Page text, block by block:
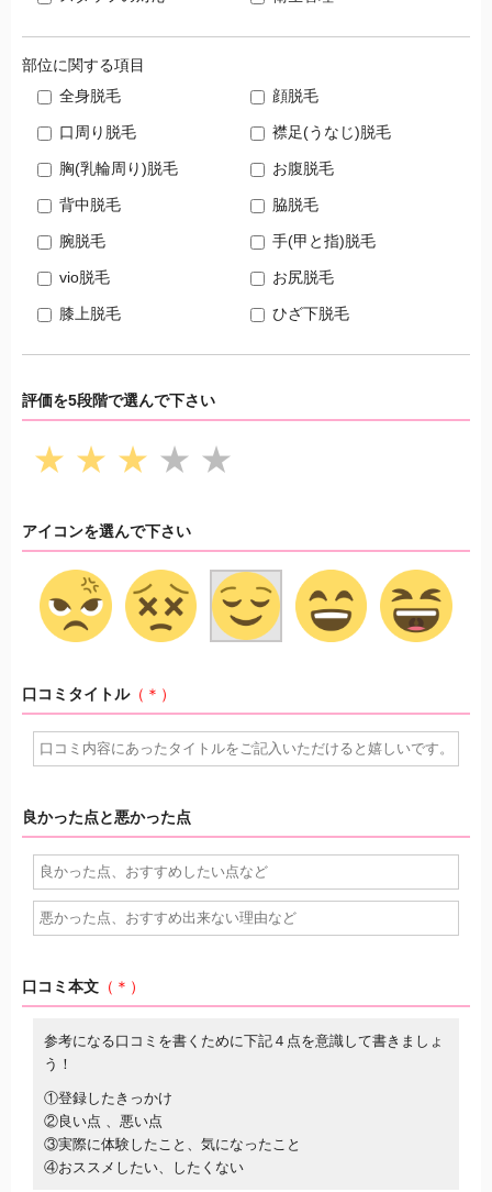
部位に関する項目
全身脱毛
顔脱毛
口周り脱毛 襟足(うなじ)脱毛
胸(乳輪周り)脱毛 お腹脱毛
背中脱毛 脇脱毛
腕脱毛 手(甲と指)脱毛
vio脱毛 お尻脱毛
膝上脱毛 ひざ下脱毛
評価を5段階で選んで下さい
★ ★ ★ ★ ★
アイコンを選んで下さい
口コミタイトル（＊）
良かった点と悪かった点
口コミ本文 （＊）
参考になる口コミを書くために下記４点を意識して書きましょ
う！
①登録したきっかけ
②良い点 、悪い点
③実際に体験したこと、気になったこと
④おススメしたい、したくない